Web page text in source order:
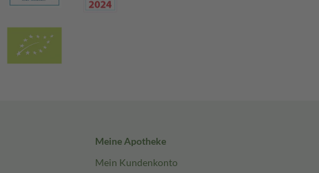
Meine Apotheke
Mein Kundenkonto